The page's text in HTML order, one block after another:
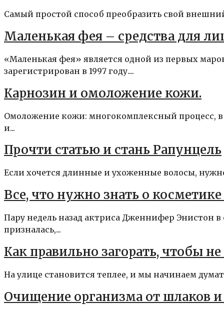
Самый простой способ преобразить свой
Маленькая фея – средства для
«Маленькая фея» является одной из первых
зарегистрирован в 1997 году....
Карнозин и омоложение кожи.
Омоложение кожи: многокомплексный процесс,
и...
Прочти статью и стань Рапунцель
Если хочется длинные и ухоженные волосы,
Все, что нужно знать о
Пару недель назад актриса Дженнифер Энистон
призналась,...
Как правильно загорать, чтобы
На улице становится теплее, и мы начинаем
Очищение организма от шлаков